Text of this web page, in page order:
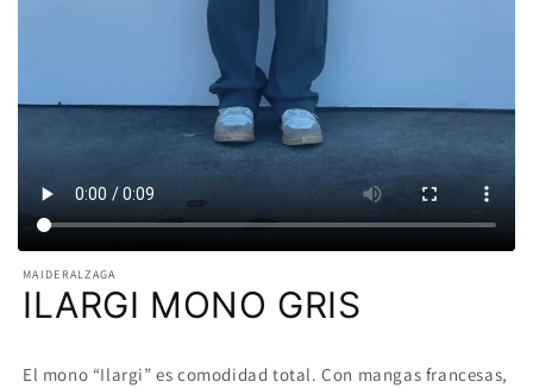
MAIDERALZAGA
ILARGI MONO GRIS
El mono “Ilargi” es comodidad total. Con mangas francesas,